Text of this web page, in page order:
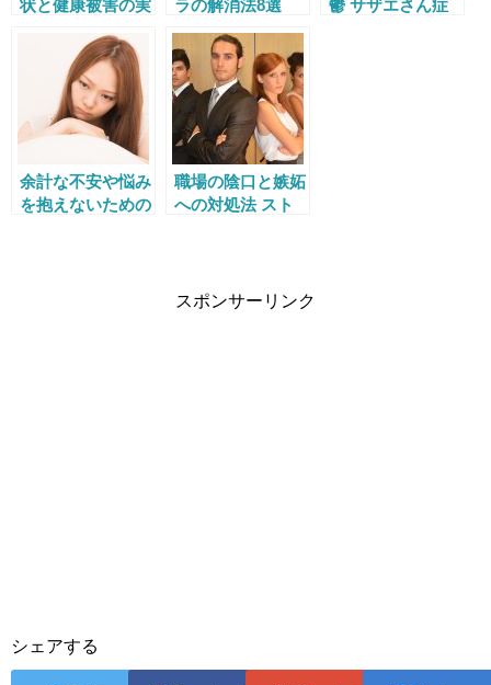
状と健康被害の実
ラの解消法8選
鬱 サザエさん症
余計な不安や悩み
を抱えないための
職場の陰口と嫉妬
への対処法 スト
スポンサーリンク
シェアする